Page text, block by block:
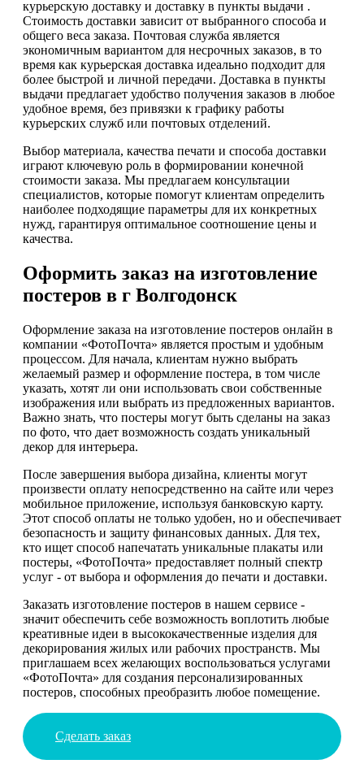
курьерскую доставку и доставку в пункты выдачи .
Стоимость доставки зависит от выбранного способа и
общего веса заказа. Почтовая служба является
экономичным вариантом для несрочных заказов, в то
время как курьерская доставка идеально подходит для
более быстрой и личной передачи. Доставка в пункты
выдачи предлагает удобство получения заказов в любое
удобное время, без привязки к графику работы
курьерских служб или почтовых отделений.
Выбор материала, качества печати и способа доставки
играют ключевую роль в формировании конечной
стоимости заказа. Мы предлагаем консультации
специалистов, которые помогут клиентам определить
наиболее подходящие параметры для их конкретных
нужд, гарантируя оптимальное соотношение цены и
качества.
Оформить заказ на изготовление
постеров в г Волгодонск
Оформление заказа на изготовление постеров онлайн в
компании «ФотоПочта» является простым и удобным
процессом. Для начала, клиентам нужно выбрать
желаемый размер и оформление постера, в том числе
указать, хотят ли они использовать свои собственные
изображения или выбрать из предложенных вариантов.
Важно знать, что постеры могут быть сделаны на заказ
по фото, что дает возможность создать уникальный
декор для интерьера.
После завершения выбора дизайна, клиенты могут
произвести оплату непосредственно на сайте или через
мобильное приложение, используя банковскую карту.
Этот способ оплаты не только удобен, но и обеспечивает
безопасность и защиту финансовых данных. Для тех,
кто ищет способ напечатать уникальные плакаты или
постеры, «ФотоПочта» предоставляет полный спектр
услуг - от выбора и оформления до печати и доставки.
Заказать изготовление постеров в нашем сервисе -
значит обеспечить себе возможность воплотить любые
креативные идеи в высококачественные изделия для
декорирования жилых или рабочих пространств. Мы
приглашаем всех желающих воспользоваться услугами
«ФотоПочта» для создания персонализированных
постеров, способных преобразить любое помещение.
Сделать заказ